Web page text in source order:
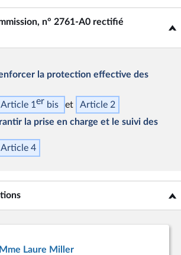
n° 2761-A0 rectifié
n° 2761-A0 rectifié (Sommaire)
la protection effective des
Article 1 er bis
Article 2
la prise en charge et le suivi des
Article 4
d’informations</b>
Mme Laure Miller